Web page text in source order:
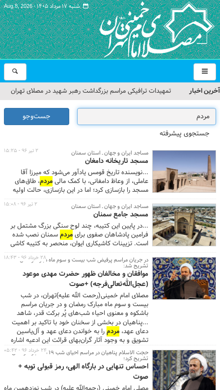
شنبه ۱۷ مرداد ۱۴۰۵ - Aug 8, 2026
آخرین اخبار
تمهیدات ترافیکی مراسم بزرگداشت رهبر شهید در مصلای تهران
اعلام شد
حجت‌الاسلام حاج علی‌اکبری؛ خطیب این هفته نماز جمعه تهران
معظم انقلاب
گزارش تصویری| مراسم نماز بر پیکر امام شهید انقلاب اسلامی ایران
گزارش تصویری| مراسم بزرگداشت آقای شهید ایران
جست‌وجو
جستجوی پیشرفته
مساجد ایران و جهان ـ استان سمنان
مسجد تاریخانه دامغان
...نویسنده تاریخ قومس یادآور می‌شود که میرزا آقا
عاملی، از وعاظ دامغانی، با کمک مالیمردم، طاق‌های
مسجد را بازسازی کرد؛ اما در این بازسازی، حالت اولیه
طاق‌ها را تکرار نکردند و آن‌ها را به روش معمولی در آن
روزگار ساختند. ...
۲ تیر ۹۶ - ۱۵:۲۵
مساجد ایران و جهان ـ استان سمنان
مسجد جامع سمنان
...در پایین این کتیبه، چند لوح سنگی بزرگ مشتمل بر
فرامین پادشاهان صفوی برایمردمسمنان نصب شده
است. تزیینات کاشیکاری ایوان، منحصر به کتیبه کاشی
فوق الذکر و پشت بغل های کوچک اسپردوم جرزهای
طرفین ایوان است. ...
۲ تیر ۹۶ - ۱۵:۰۸
در جریان مراسم پرفیض شب بیست و سوم ماه مبارک رمضان
تشریح شد:
موافقان و مخالفان ظهور حضرت مهدی موعود
(عجل‌الله‌تعالی‌فرجه) +صوت
مصلای امام خمینی(رحمت الله علیه)تهران، در شب
بیست و سوم ماه مبارک رمضان و در جریان مراسم
باشکوه و معنوی احیاء شب‌های پُر برکت قدر، شاهد
سخنرانی حجت‌الاسلام علیرضا پناهیان بود. این واعظ
دینی در جریان سخنرانی آخرین شب قدر و در واپسین
لحظات فیض از این شب‌ها، به معرفی مخالفان و
موافقان ظهور حضرت مهدی موعود عجل‌الله‌تعالی‌فرجه
پرداخت و با بیان روایات معتبر آن‌ها را به خیل مشتاقان
مهدویت شناساند.
...پناهیان در بخشی از سخنان خود با تاکید بر اهمیت
دعای عهد، مردمرا به خواندن دعای عهد و آل‌یاسین
تشویق و به وجود آثار گران‌بهای قرائت این ادعیه اشاره
کرد. ...باید دولت جمهوری اسلامی تمام سعی و توان خود
را در اداره هر چه بهتر مردم
بنماید، اما این بدان معنا
نیست که آنها را از اهداف عظیم انقلاب که ایجاد
حکومت جهانی اسلام است، منصرف نماید.» ...
۲۸ خرداد ۹۶ - ۱۸:۴۳
حجت الاسلام پناهیان در مراسم احیای شب ۱۹ ماه مبارک رمضان
تشریح کرد؛
احساس تنهایی در بارگاه الهی، رمز قبولی توبه +
صوت
۲۴ خرداد ۹۶ - ۰۵:۴۲